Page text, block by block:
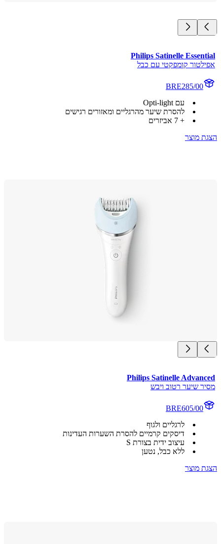
Philips Satinelle
קומפקטי עם כבל
BRE285/00
עם Opti-light
להסרת שיער מהרגליים ומאזורים רגישים
+ 7 אביזרים
מוצר
Philips Satinelle
שיער רטוב ויבש
BRE605/00
לרגליים ולגוף
דיסקים קרמיים להסרת השערות העדינות
עיצוב ידית בצורת S
ללא כבל, נטען
מוצר